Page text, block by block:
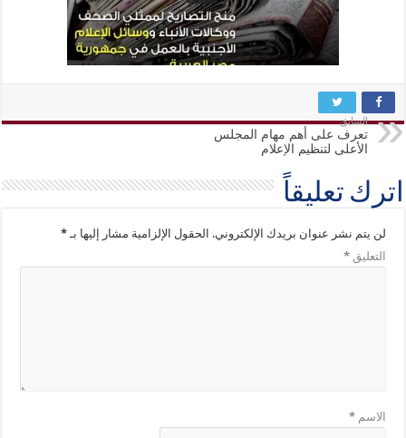
السابق
تعرف على أهم مهام المجلس
الأعلى لتنظيم الإعلام
اترك تعليقاً
لن يتم نشر عنوان بريدك الإلكتروني. الحقول الإلزامية مشار إليها بـ*
التعليق*
الاسم*